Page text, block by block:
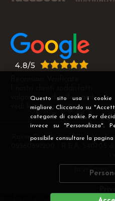
Questo sito usa i cookie
migliore. Cliccando su
categorie di cookie. Per
invece su "Personalizza".
possibile consultare la pagina
valgono più di mille parole
vedi le recensioni >
Raven Distribution SRL - Via
DEVELOPER